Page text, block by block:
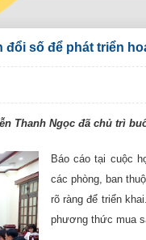
số để phát triển
Thanh Ngọc đã chủ trì
Báo cáo tại cuộc
các phòng, ban
rõ ràng để triển
phương thức mua